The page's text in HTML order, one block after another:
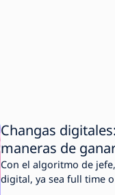
Changas
maneras de
Con el algoritmo de
digital, ya sea full time